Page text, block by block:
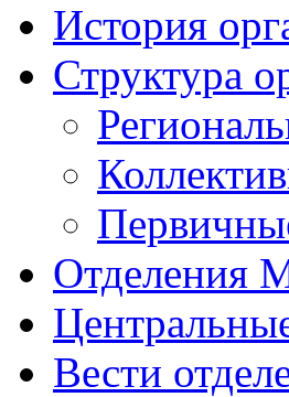
История
Структура
Отделения
Вести